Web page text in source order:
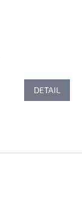
DETAIL